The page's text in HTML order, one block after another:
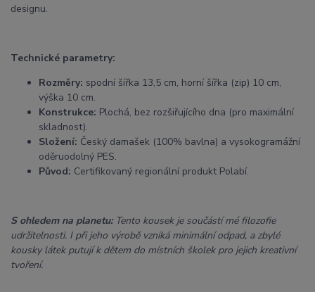
designu.
Technické parametry:
Rozměry: spodní šířka 13,5 cm, horní šířka (zip) 10 cm,
výška 10 cm.
Konstrukce: Plochá, bez rozšiřujícího dna (pro maximální
skladnost).
Složení: Český damašek (100% bavlna) a vysokogramážní
oděruodolný PES.
Původ: Certifikovaný regionální produkt Polabí.
S ohledem na planetu:Tento kousek je součástí mé filozofie
udržitelnosti. I při jeho výrobě vzniká minimální odpad, a zbylé
kousky látek putují k dětem do místních školek pro jejich kreativní
tvoření.